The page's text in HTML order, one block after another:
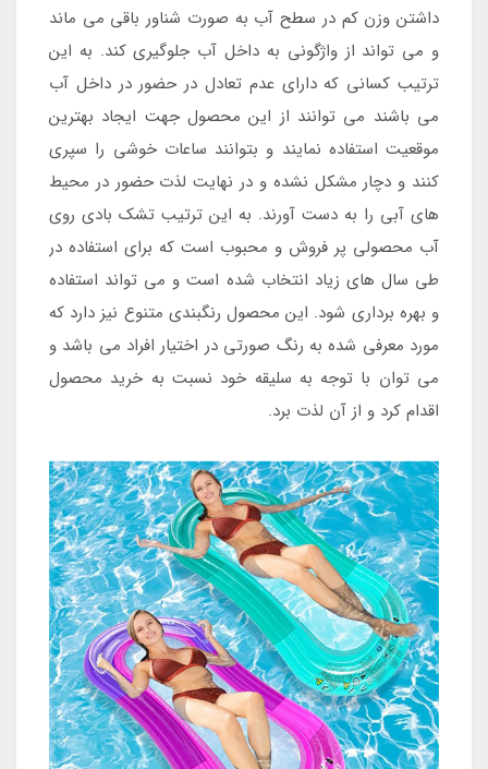
داشتن وزن کم در سطح آب به صورت شناور باقی می ماند
و می تواند از واژگونی به داخل آب جلوگیری کند. به این
ترتیب کسانی که دارای عدم تعادل در حضور در داخل آب
می باشند می توانند از این محصول جهت ایجاد بهترین
موقعیت استفاده نمایند و بتوانند ساعات خوشی را سپری
کنند و دچار مشکل نشده و در نهایت لذت حضور در محیط
های آبی را به دست آورند. به این ترتیب تشک بادی روی
آب محصولی پر فروش و محبوب است که برای استفاده در
طی سال های زیاد انتخاب شده است و می تواند استفاده
و بهره برداری شود. این محصول رنگبندی متنوع نیز دارد که
مورد معرفی شده به رنگ صورتی در اختیار افراد می باشد و
می توان با توجه به سلیقه خود نسبت به خرید محصول
اقدام کرد و از آن لذت برد.